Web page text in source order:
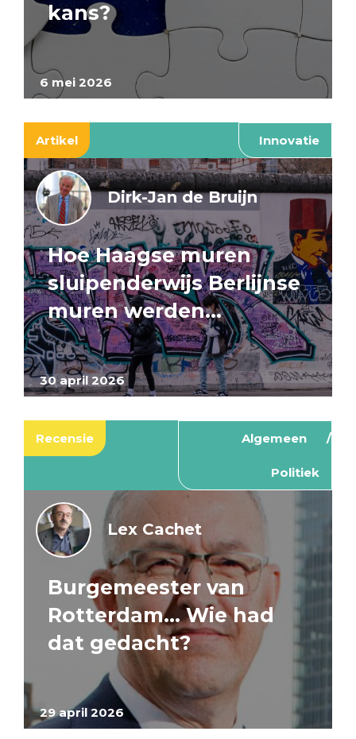
6 mei 2026
kans?
Artikel Innovatie
30 april 2026
Dirk-Jan de Bruijn
Hoe Haagse muren
sluipenderwijs Berlijnse
muren werden…
Recensie Algemeen
Politiek
29 april 2026
Lex Cachet
Burgemeester van
Rotterdam… Wie had
dat gedacht?